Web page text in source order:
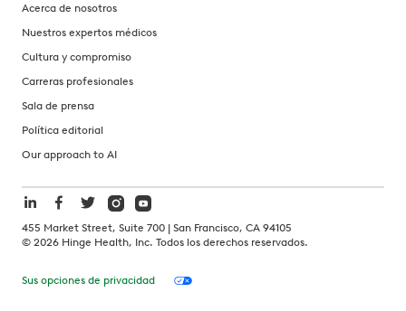
Acerca de nosotros
Nuestros expertos médicos
Cultura y compromiso
Carreras profesionales
Sala de prensa
Política editorial
Our approach to AI
455 Market Street, Suite 700 | San Francisco, CA 94105
© 2026 Hinge Health, Inc. Todos los derechos reservados.
Sus opciones de privacidad